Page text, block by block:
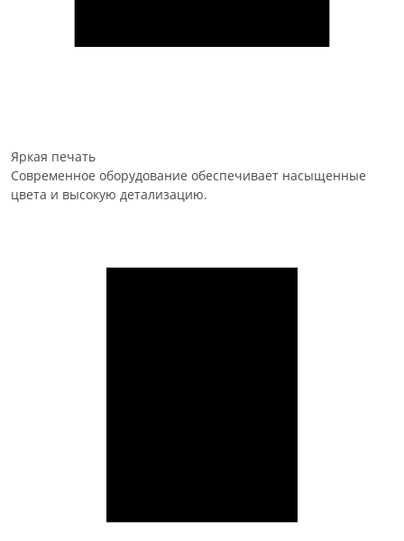
Яркая печать
Современное оборудование обеспечивает насыщенные
цвета и высокую детализацию.